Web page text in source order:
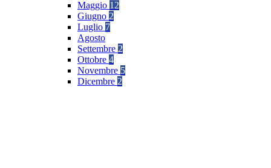
Maggio 12
Giugno 2
Luglio 7
Agosto
Settembre 2
Ottobre 4
Novembre 5
Dicembre 2